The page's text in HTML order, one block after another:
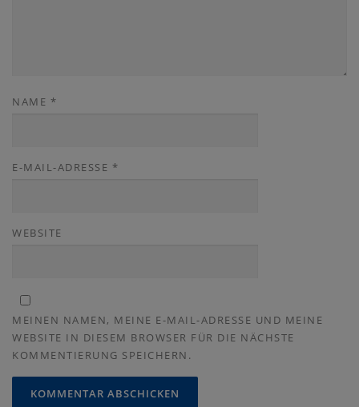
NAME *
E-MAIL-ADRESSE *
WEBSITE
MEINEN NAMEN, MEINE E-MAIL-ADRESSE UND MEINE
WEBSITE IN DIESEM BROWSER FÜR DIE NÄCHSTE
KOMMENTIERUNG SPEICHERN.